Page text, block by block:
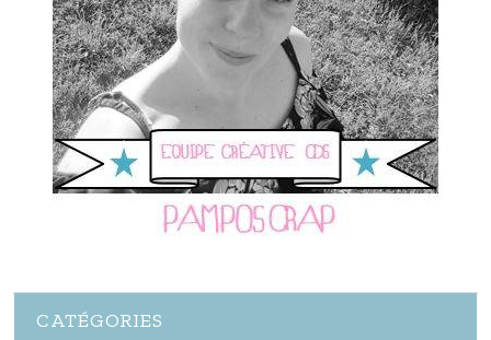
CATÉGORIES